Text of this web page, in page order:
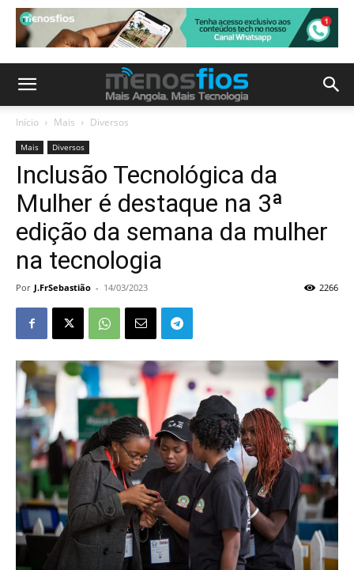
Início Mais Diversos
Mais Diversos
Inclusão Tecnológica da
Mulher é destaque na 3ª
edição da semana da mulher
na tecnologia
Por J.FrSebastião - 14/03/2023 2266